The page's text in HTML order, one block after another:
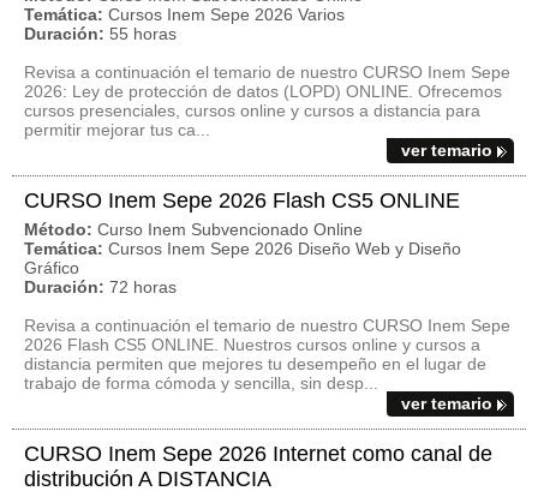
Temática: Cursos Inem Sepe 2026 Varios
Duración: 55 horas
Revisa a continuación el temario de nuestro CURSO Inem Sepe
2026: Ley de protección de datos (LOPD) ONLINE. Ofrecemos
cursos presenciales, cursos online y cursos a distancia para
permitir mejorar tus ca...
ver temario
CURSO Inem Sepe 2026 Flash CS5 ONLINE
Método: Curso Inem Subvencionado Online
Temática: Cursos Inem Sepe 2026 Diseño Web y Diseño
Gráfico
Duración: 72 horas
Revisa a continuación el temario de nuestro CURSO Inem Sepe
2026 Flash CS5 ONLINE. Nuestros cursos online y cursos a
distancia permiten que mejores tu desempeño en el lugar de
trabajo de forma cómoda y sencilla, sin desp...
ver temario
CURSO Inem Sepe 2026 Internet como canal de
distribución A DISTANCIA